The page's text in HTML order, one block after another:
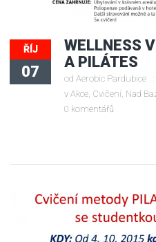
ŘÍJ
07
WELLNESS
A PILÁTES
od Aerobic Pardubice
v Akce Cvičení Nad
0 komentářů